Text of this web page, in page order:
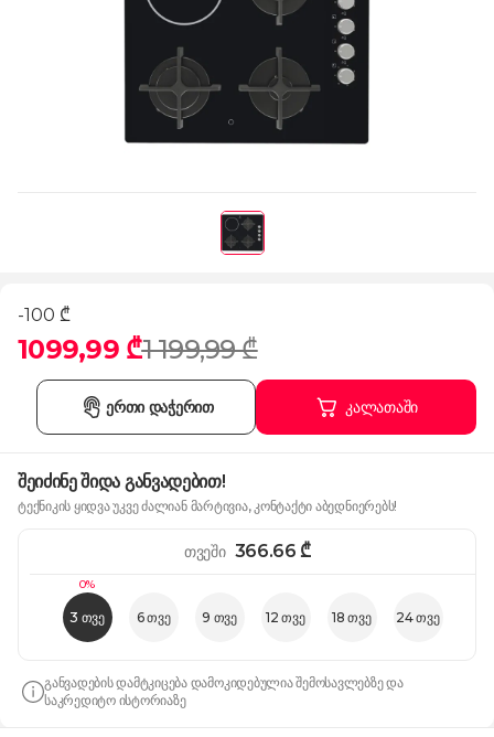
-100 ₾
1099,99 ₾1 199,99 ₾
კალათაში
ერთი დაჭერით
შეიძინე შიდა განვადებით!
ტექნიკის ყიდვა უკვე ძალიან მარტივია, კონტაქტი აბედნიერებს!
0%
3 თვე 6 თვე 9 თვე 12 თვე 18 თვე 24 თვე
თვეში 366.66₾
განვადების დამტკიცება დამოკიდებულია შემოსავლებზე და
საკრედიტო ისტორიაზე